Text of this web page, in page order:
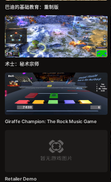
巴迪的基础教育：重制版
术士：秘术宗师
Giraffe Champion: The Rock Music Game
Retailer Demo